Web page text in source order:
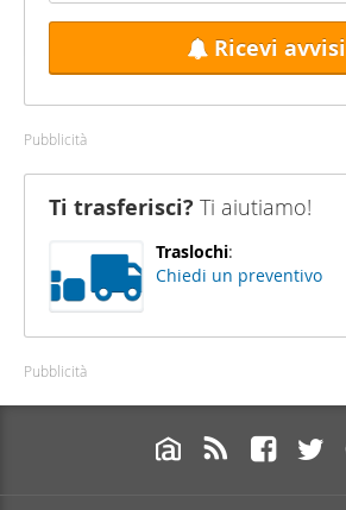
Ricevi avvisi
Pubblicità
Ti trasferisci? Ti aiutiamo!
Traslochi:
Chiedi un preventivo
Pubblicità